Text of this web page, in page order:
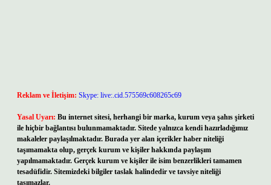
Reklam ve İletişim: Skype: live:.cid.575569c608265c69
Yasal Uyarı: Bu internet sitesi, herhangi bir marka, kurum veya şahıs şirketi
ile hiçbir bağlantısı bulunmamaktadır. Sitede yalnızca kendi hazırladığımız
makaleler paylaşılmaktadır. Burada yer alan içerikler haber niteliği
taşımamakta olup, gerçek kurum ve kişiler hakkında paylaşım
yapılmamaktadır. Gerçek kurum ve kişiler ile isim benzerlikleri tamamen
tesadüfidir. Sitemizdeki bilgiler taslak halindedir ve tavsiye niteliği
taşımazlar.